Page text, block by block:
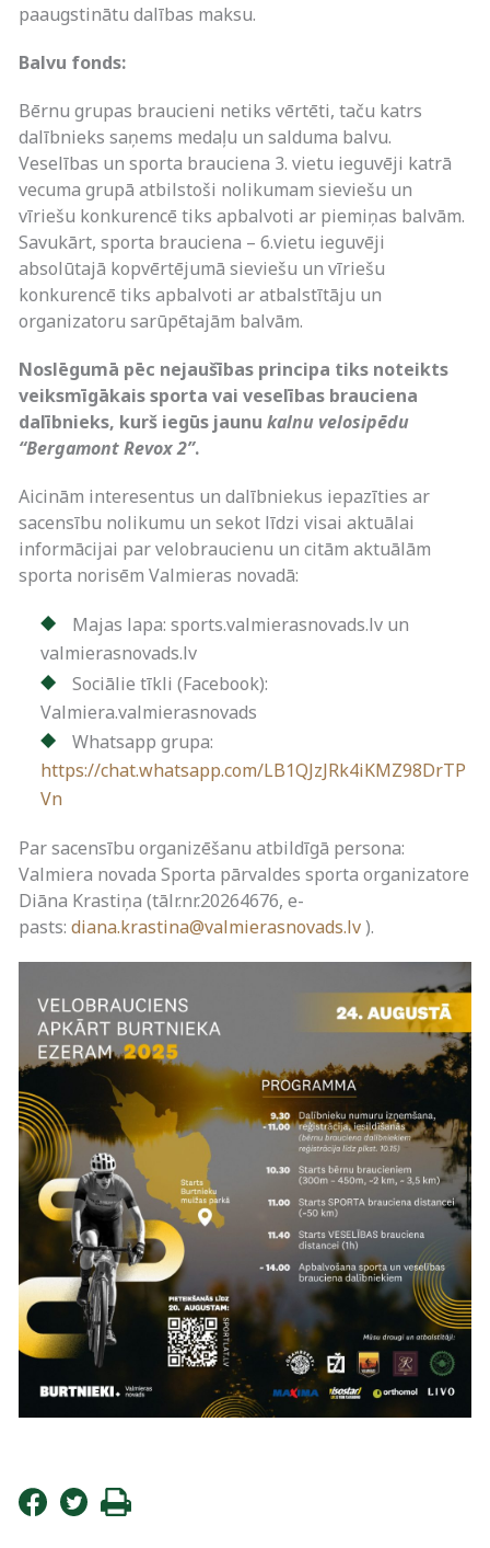
paaugstinātu dalības maksu.
Balvu fonds:
Bērnu grupas braucieni netiks vērtēti, taču katrs
dalībnieks saņems medaļu un salduma balvu.
Veselības un sporta brauciena 3. vietu ieguvēji katrā
vecuma grupā atbilstoši nolikumam sieviešu un
vīriešu konkurencē tiks apbalvoti ar piemiņas balvām.
Savukārt, sporta brauciena – 6.vietu ieguvēji
absolūtajā kopvērtējumā sieviešu un vīriešu
konkurencē tiks apbalvoti ar atbalstītāju un
organizatoru sarūpētajām balvām.
Noslēgumā pēc nejaušības principa tiks noteikts
veiksmīgākais sporta vai veselības brauciena
dalībnieks, kurš iegūs jaunu kalnu velosipēdu
“Bergamont Revox 2”.
Aicinām interesentus un dalībniekus iepazīties ar
sacensību nolikumu un sekot līdzi visai aktuālai
informācijai par velobraucienu un citām aktuālām
sporta norisēm Valmieras novadā:
Majas lapa: sports.valmierasnovads.lv un
valmierasnovads.lv
Sociālie tīkli (Facebook):
Valmiera.valmierasnovads
Whatsapp grupa:
https://chat.whatsapp.com/LB1QJzJRk4iKMZ98DrTP
Vn
Par sacensību organizēšanu atbildīgā persona:
Valmiera novada Sporta pārvaldes sporta organizatore
Diāna Krastiņa (tālr.nr.20264676, e-
pasts: diana.krastina@valmierasnovads.lv).